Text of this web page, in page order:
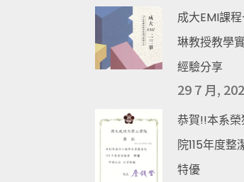
成大EMI課
琳教授教學
經驗分享
29 7 月,
恭賀!!本系
院115年度整
特優